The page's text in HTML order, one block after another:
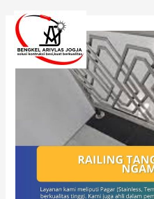
content